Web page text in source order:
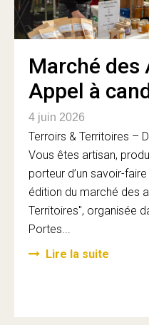
Marché des
Appel à
4 juin 2026
Terroirs & Territoires –
Vous êtes artisan,
porteur d’un savoir-
édition du marché des
Territoires", organisée
Portes...
Lire la suite